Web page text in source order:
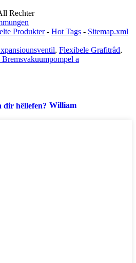
Rechter
Produkter- Hot Tags - Sitemap.xml
, Flexibele Grafitråd,
a
William